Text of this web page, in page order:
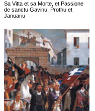
Sa Vitta et sa Morte, et Passione
de sanctu Gavinu, Prothu et
Januariu